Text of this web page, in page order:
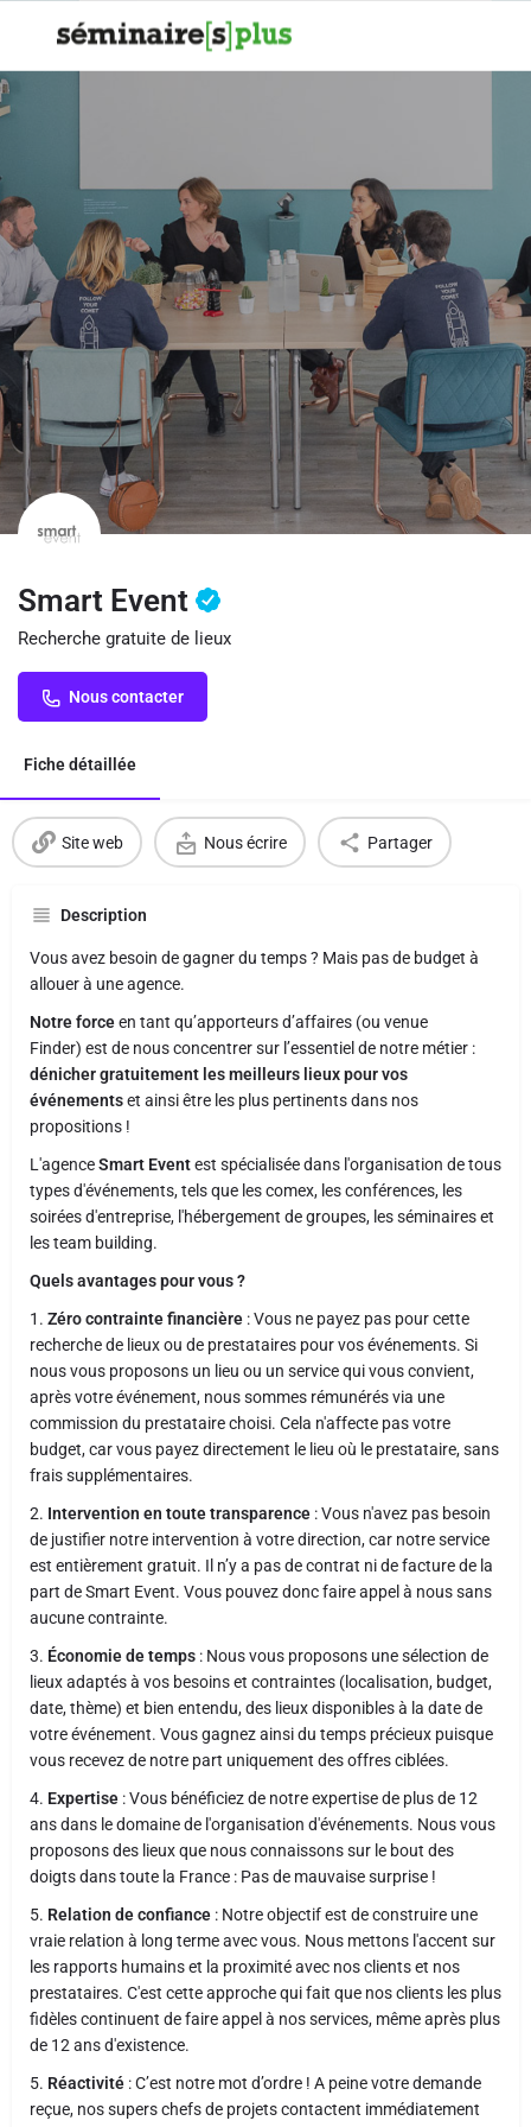
Smart Event
Recherche gratuite de lieux
Nous contacter
Fiche détaillée
Site web Nous écrire Partager
Description
Vous avez besoin de gagner du temps ? Mais pas de budget à
allouer à une agence.
Notre forceen tant qu’apporteurs d’affaires (ou venue
Finder) est de nous concentrer sur l’essentiel de notre métier :
dénicher gratuitement les meilleurs lieux pour vos
événementset ainsi être les plus pertinents dans nos
propositions !
L'agenceSmart Eventest spécialisée dans l'organisation de tous
types d'événements, tels que les comex, les conférences, les
soirées d'entreprise, l'hébergement de groupes, les séminaires et
les team building.
Quels avantages pour vous ?
1. Zéro contrainte financière : Vous ne payez pas pour cette
recherche de lieux ou de prestataires pour vos événements. Si
nous vous proposons un lieu ou un service qui vous convient,
après votre événement, nous sommes rémunérés via une
commission du prestataire choisi. Cela n'affecte pas votre
budget, car vous payez directement le lieu où le prestataire, sans
frais supplémentaires.
2. Intervention en toute transparence : Vous n'avez pas besoin
de justifier notre intervention à votre direction, car notre service
est entièrement gratuit. Il n’y a pas de contrat ni de facture de la
part de Smart Event. Vous pouvez donc faire appel à nous sans
aucune contrainte.
3. Économie de temps : Nous vous proposons une sélection de
lieux adaptés à vos besoins et contraintes (localisation, budget,
date, thème) et bien entendu, des lieux disponibles à la date de
votre événement. Vous gagnez ainsi du temps précieux puisque
vous recevez de notre part uniquement des offres ciblées.
4. Expertise : Vous bénéficiez de notre expertise de plus de 12
ans dans le domaine de l'organisation d'événements. Nous vous
proposons des lieux que nous connaissons sur le bout des
doigts dans toute la France : Pas de mauvaise surprise !
5. Relation de confiance : Notre objectif est de construire une
vraie relation à long terme avec vous. Nous mettons l'accent sur
les rapports humains et la proximité avec nos clients et nos
prestataires. C'est cette approche qui fait que nos clients les plus
fidèles continuent de faire appel à nos services, même après plus
de 12 ans d'existence.
5. Réactivité : C’est notre mot d’ordre ! A peine votre demande
reçue, nos supers chefs de projets contactent immédiatement